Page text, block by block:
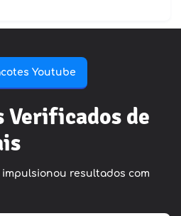
Youtube
Verificados de
resultados com